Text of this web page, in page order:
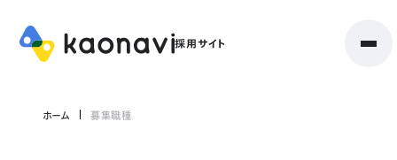
ホーム 募集職種